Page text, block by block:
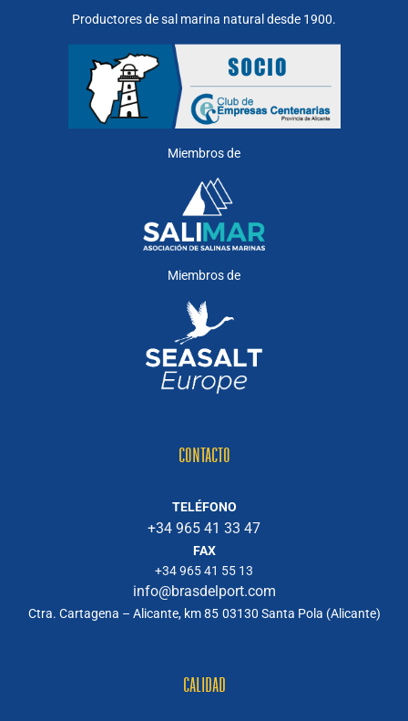
Productores de sal marina natural desde 1900.
Miembros de
Miembros de
CONTACTO
TELÉFONO
+34 965 41 33 47
FAX
+34 965 41 55 13
info@brasdelport.com
Ctra. Cartagena – Alicante, km 85 03130 Santa Pola (Alicante)
CALIDAD